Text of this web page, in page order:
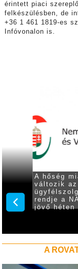
érintett piaci
felkészülésben, de
+36 1 461 1819-es
Infóvonalon is.
is
év
A hőség
változik az
rendje a
jövő héten
A